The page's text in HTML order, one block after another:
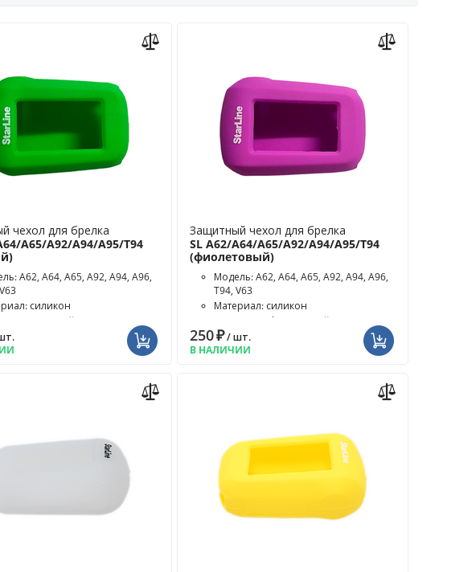
чехол для брелка
A65/A92/A94/A95/T94
A62, A64, A65, A92, A94, A96,
силикон
чехла: зелёный
Защитный чехол для брелка
SL A62/A64/A65/A92/A94/A95/T94
(фиолетовый)
Модель: A62, A64, A65, A92, A94, A96,
T94, V63
Материал: силикон
Цвет чехла: фиолетовый
250₽/ шт.
В НАЛИЧИИ